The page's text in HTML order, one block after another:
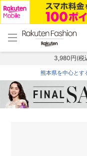
menu home
トップ
3,980円(税
熊本県を中心とす